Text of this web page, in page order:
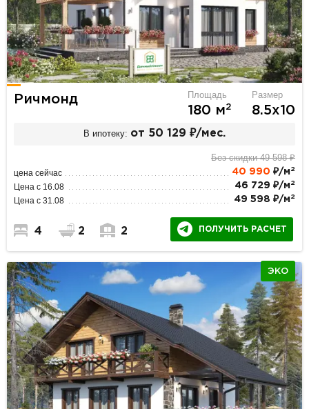
Ричмонд Площадь
180 м2
Размер
8.5х10
В ипотеку: от 50 129 ₽/мес.
Без скидки 49 598 ₽
цена сейчас 40 990 ₽/м 2
Цена с 16.08 46 729 ₽/м 2
Цена с 31.08 49 598 ₽/м 2
4 2 2 ПОЛУЧИТЬ РАСЧЕТ
ЭКО